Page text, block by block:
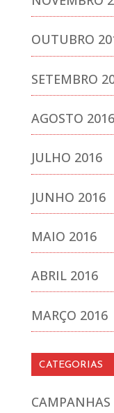
OUTUBRO
SETEMBRO
AGOSTO 2016
JULHO 2016
JUNHO 2016
MAIO 2016
ABRIL 2016
MARÇO 2016
CATEGORIAS
CAMPANHAS